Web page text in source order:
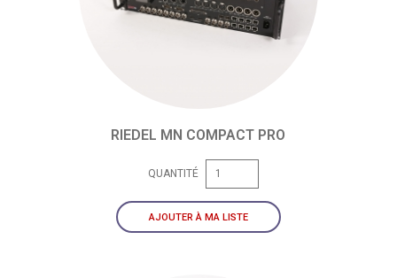
RIEDEL MN COMPACT PRO
QUANTITÉ
AJOUTER À MA LISTE